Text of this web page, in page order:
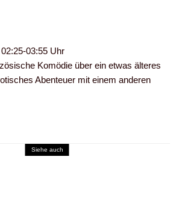
03:55 Uhr
Komödie über ein etwas älteres
Abenteuer mit einem anderen
Siehe auch